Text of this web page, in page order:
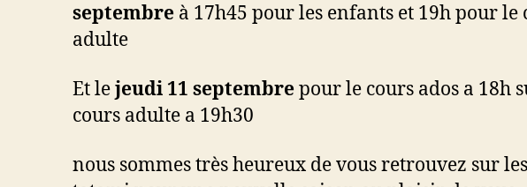
septembre à 17h45 pour les enfants et 19h pour le
adulte
Et lejeudi 11 septembrepour le cours ados a 18h
cours adulte a 19h30
nous sommes très heureux de vous retrouvez sur les